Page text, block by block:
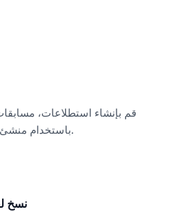
قم بإنشاء استطلاعات،
باستخدام منشئ السحب والإفلات البديهي لدينا.
نسخ